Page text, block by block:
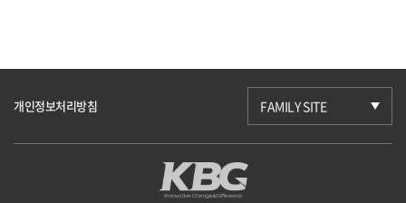
개인정보처리방침 FAMILY SITE